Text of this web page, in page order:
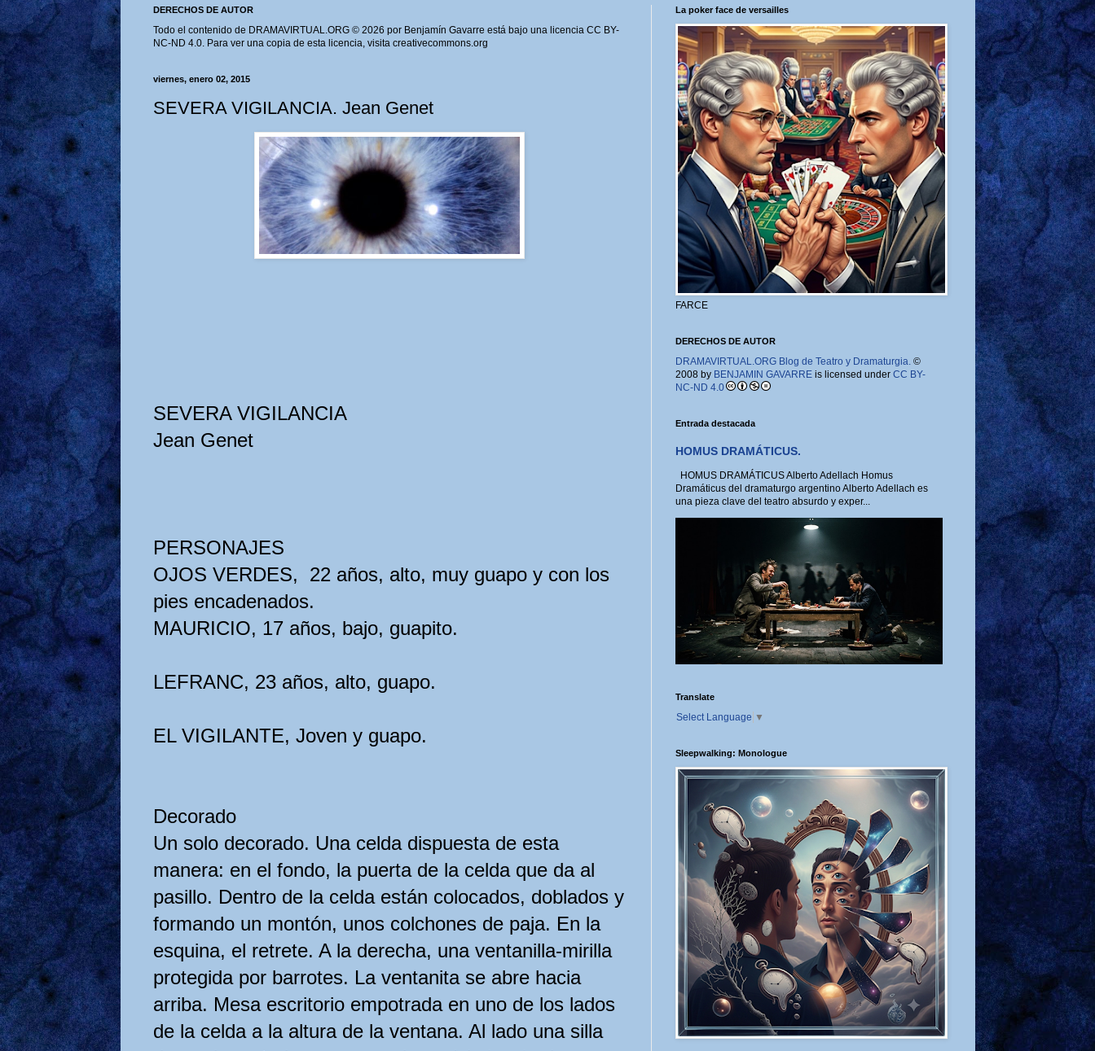
DERECHOS DE AUTOR
Todo el contenido de DRAMAVIRTUAL.ORG © 2026 por Benjamín Gavarre está bajo una licencia CC BY-
NC-ND 4.0. Para ver una copia de esta licencia, visita creativecommons.org
viernes, enero 02, 2015
SEVERA VIGILANCIA. Jean Genet
SEVERA VIGILANCIA
Jean Genet
PERSONAJES
OJOS VERDES, 22 años, alto, muy guapo y con los
pies encadenados.
MAURICIO, 17 años, bajo, guapito.
LEFRANC, 23 años, alto, guapo.
EL VIGILANTE, Joven y guapo.
Decorado
Un solo decorado. Una celda dispuesta de esta
manera: en el fondo, la puerta de la celda que da al
pasillo. Dentro de la celda están colocados, doblados y
formando un montón, unos colchones de paja. En la
esquina, el retrete. A la derecha, una ventanilla-mirilla
protegida por barrotes. La ventanita se abre hacia
arriba. Mesa escritorio empotrada en uno de los lados
de la celda a la altura de la ventana. Al lado una silla
La poker face de versailles
FARCE
DERECHOS DE AUTOR
DRAMAVIRTUAL.ORG Blog de Teatro y Dramaturgia.©
2008 by BENJAMIN GAVARREis licensed under CC BY-
NC-ND 4.0
Entrada destacada
HOMUS DRAMÁTICUS.
HOMUS DRAMÁTICUS Alberto Adellach Homus
Dramáticus del dramaturgo argentino Alberto Adellach es
una pieza clave del teatro absurdo y exper...
Translate
Select Language ▼
Sleepwalking: Monologue